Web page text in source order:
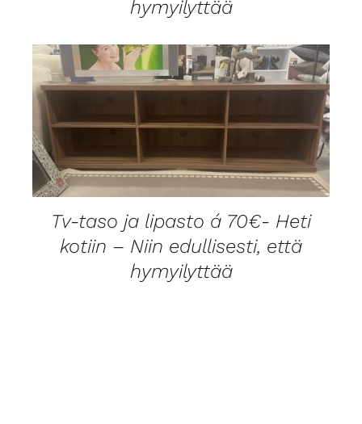
hymyilyttää
LISÄTIEDOT
Tv-taso ja lipasto á 70€- Heti
kotiin – Niin edullisesti, että
hymyilyttää